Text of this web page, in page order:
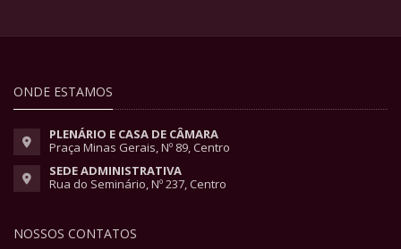
ONDE ESTAMOS
PLENÁRIO E CASA DE CÂMARA
Praça Minas Gerais, Nº 89, Centro
SEDE ADMINISTRATIVA
Rua do Seminário, Nº 237, Centro
NOSSOS CONTATOS